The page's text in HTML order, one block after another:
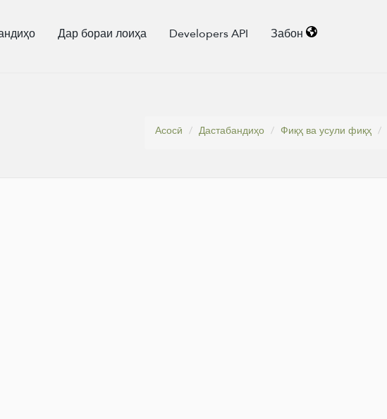
Дар бораи лоиҳа Developers API Забон
Асосӣ
Дастабандиҳо Фиқҳ ва усули фиқҳ